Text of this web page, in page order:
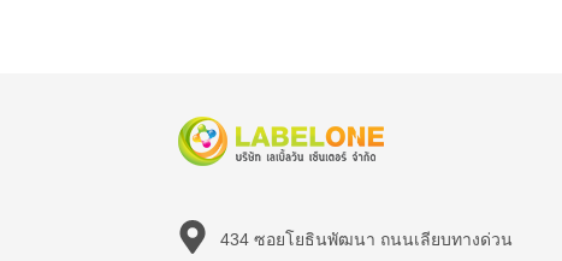
434 ซอยโยธินพัฒนา ถนนเลียบทางด่วน